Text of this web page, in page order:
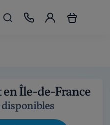
en Île-de-France
disponibles